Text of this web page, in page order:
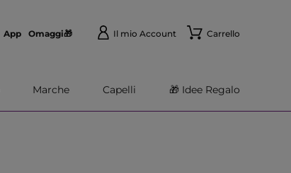
App Omaggi🎁 Il mio Account Carrello
Marche Capelli 🎁 Idee Regalo